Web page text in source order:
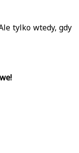
tylko wtedy, gdy